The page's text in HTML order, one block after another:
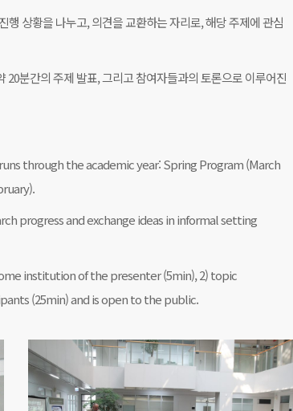
상황을 나누고, 의견을 교환하는 자리로, 해당 주제에 관심
분간의 주제 발표, 그리고 참여자들과의 토론으로 이루어진
through the academic year: Spring Program (March
progress and exchange ideas in informal setting
institution of the presenter (5min), 2) topic
(25min) and is open to the public.